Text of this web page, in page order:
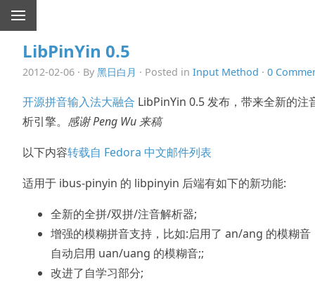
LibPinYin 0.5
2012-02-06 · By 黑日白月 · Posted in Input Method · 0
开源拼音输入法大融合 LibPinYin 0.5 发布，带来全新的注
析引擎。 感谢 Peng Wu 来稿
以下内容转载自 Fedora 中文邮件列表
适用于 ibus-pinyin 的 libpinyin 后端有如下的新功能:
全新的全拼/双拼/注音解析器;
增强的模糊拼音支持，比如:启用了 an/ang 的模糊音
自动启用 uan/uang 的模糊音;;
改进了自学习部分;